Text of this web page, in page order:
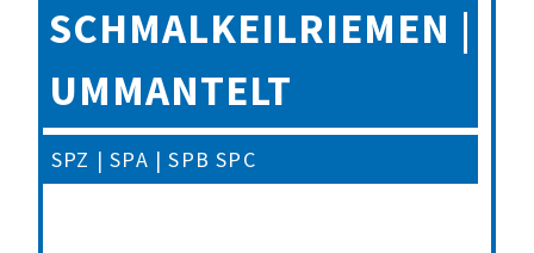
SCHMALKEILRIEMEN |
UMMANTELT
SPZ | SPA | SPB SPC